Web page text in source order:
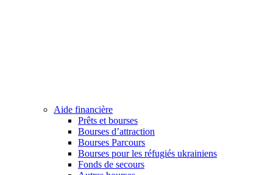
Aide financière
Prêts et bourses
Bourses d’attraction
Bourses Parcours
Bourses pour les réfugiés ukrainiens
Fonds de secours